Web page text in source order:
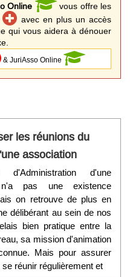
Online
vous offre les
avec en plus un accès
qui vous aidera à dénouer
& JuriAsso Online
les réunions du
association
d'une
n'a pas une existence
on retrouve de plus en
délibérant au sein de nos
bien pratique entre la
sa mission d'animation
Mais pour assurer
réunir régulièrement et